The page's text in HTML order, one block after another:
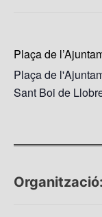
Plaça de
Plaça de
Sant Boi de
Organització: